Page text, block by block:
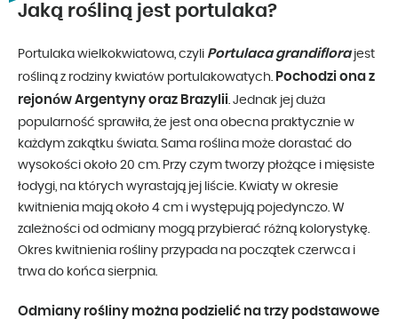
Jaką rośliną jest portulaka?
Portulaka wielkokwiatowa, czyli Portulaca grandiflorajest
rośliną z rodziny kwiatów portulakowatych. Pochodzi ona z
rejonów Argentyny oraz Brazylii. Jednak jej duża
popularność sprawiła, że jest ona obecna praktycznie w
każdym zakątku świata. Sama roślina może dorastać do
wysokości około 20 cm. Przy czym tworzy płożące i mięsiste
łodygi, na których wyrastają jej liście. Kwiaty w okresie
kwitnienia mają około 4 cm i występują pojedynczo. W
zależności od odmiany mogą przybierać różną kolorystykę.
Okres kwitnienia rośliny przypada na początek czerwca i
trwa do końca sierpnia.
Odmiany rośliny można podzielić na trzy podstawowe